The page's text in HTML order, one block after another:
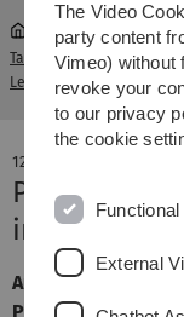
Task Force for Teaching
Level
12. August 2025
in German)
Auch im
Praxisberatungen
The Video
party content
Vimeo) without
revoke your
to our privacy
the cookie
Functional
External